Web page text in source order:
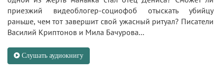
приезжий видеоблогер-социофоб отыскать убийцу
раньше, чем тот завершит свой ужасный ритуал? Писатели
Василий Криптонов и Мила Бачурова...
Слушать аудиокнигу